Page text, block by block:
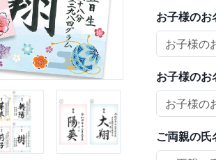
お子様のお
お子様のお
ご両親の氏